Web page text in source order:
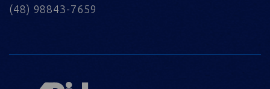
(48) 98843-7659